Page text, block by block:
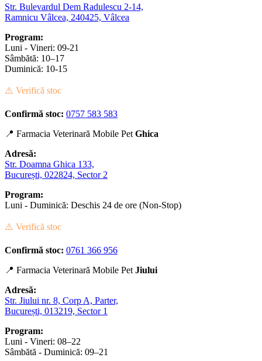
Str. Bulevardul Dem Radulescu 2-14,
Ramnicu Vâlcea, 240425, Vâlcea
Program:
Luni - Vineri: 09-21
Sâmbătă: 10–17
Duminică: 10-15
⚠️ Verifică stoc
Confirmă stoc: 0757 583 583
📍 Farmacia Veterinară Mobile Pet Ghica
Adresă:
Str. Doamna Ghica 133,
București, 022824, Sector 2
Program:
Luni - Duminică: Deschis 24 de ore (Non-Stop)
⚠️ Verifică stoc
Confirmă stoc: 0761 366 956
📍 Farmacia Veterinară Mobile Pet Jiului
Adresă:
Str. Jiului nr. 8, Corp A, Parter,
București, 013219, Sector 1
Program:
Luni - Vineri: 08–22
Sâmbătă - Duminică: 09–21